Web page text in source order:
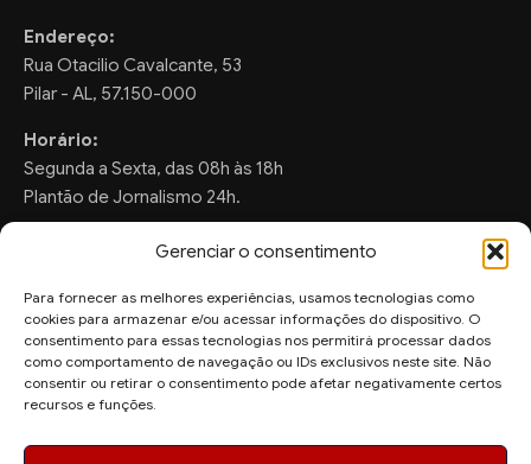
Gerenciar o consentimento
Para fornecer as melhores experiências, usamos tecnologias como
cookies para armazenar e/ou acessar informações do dispositivo. O
consentimento para essas tecnologias nos permitirá processar dados
como comportamento de navegação ou IDs exclusivos neste site. Não
consentir ou retirar o consentimento pode afetar negativamente certos
recursos e funções.
Endereço:
Rua Otacilio Cavalcante, 53
Pilar - AL, 57.150-000
Horário:
Segunda a Sexta, das 08h às 18h
Plantão de Jornalismo 24h.
FALE CONOSCO
Sugestões de Pauta:
ronaldo.valentim150@gmail.com